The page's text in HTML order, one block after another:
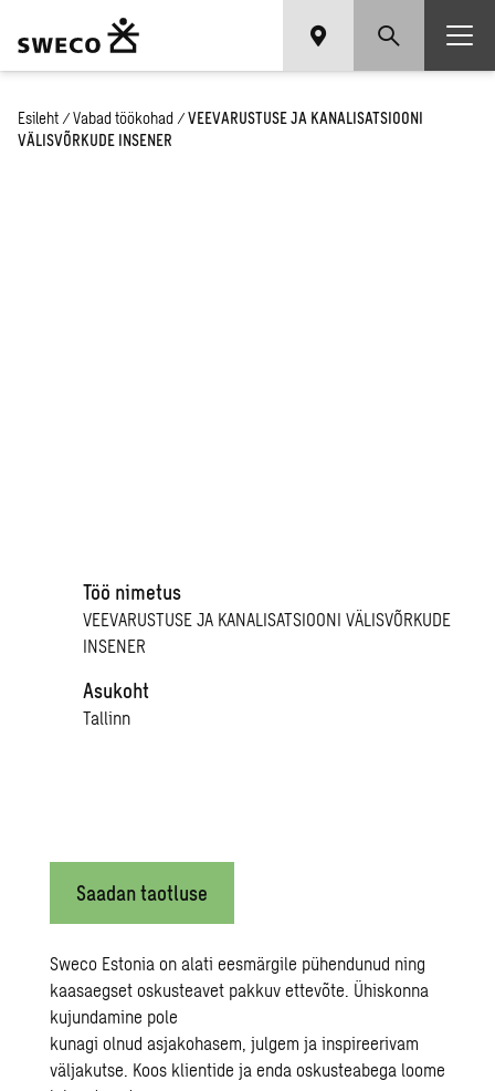
Esileht / Vabad töökohad / VEEVARUSTUSE JA KANALISATSIOONI
VÄLISVÕRKUDE INSENER
Töö nimetus
VEEVARUSTUSE JA KANALISATSIOONI VÄLISVÕRKUDE
INSENER
Asukoht
Tallinn
Saadan taotluse
Sweco Estonia on alati eesmärgile pühendunud ning
kaasaegset oskusteavet pakkuv ettevõte. Ühiskonna
kujundamine pole
kunagi olnud asjakohasem, julgem ja inspireerivam
väljakutse. Koos klientide ja enda oskusteabega loome